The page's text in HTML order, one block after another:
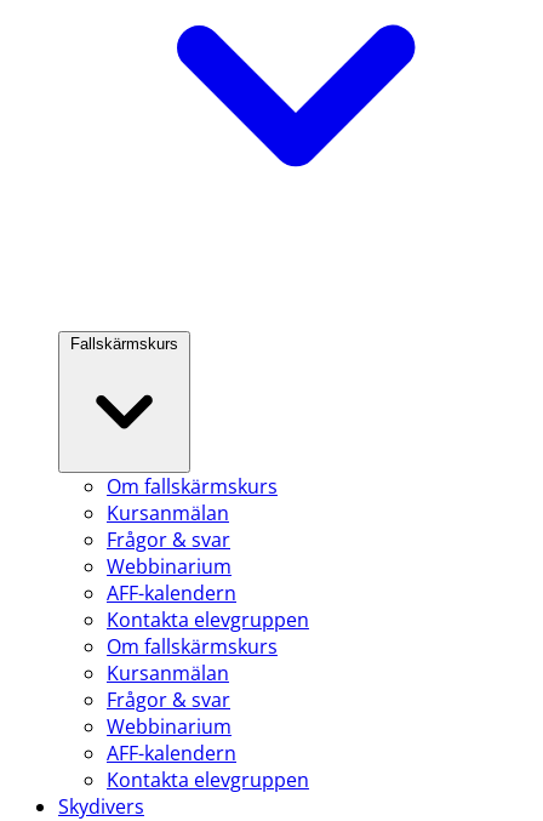
Fallskärmskurs
Om fallskärmskurs
Kursanmälan
Frågor & svar
Webbinarium
AFF-kalendern
Kontakta elevgruppen
Om fallskärmskurs
Kursanmälan
Frågor & svar
Webbinarium
AFF-kalendern
Kontakta elevgruppen
Skydivers